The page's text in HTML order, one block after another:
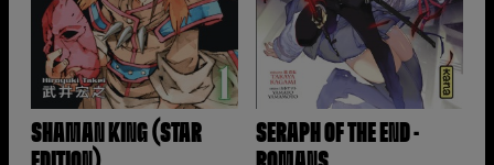
SHAMAN KING (STAR
SERAPH OF THE END -